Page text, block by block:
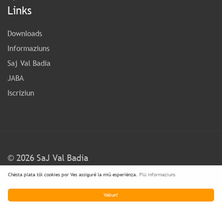
Vabun!
Chësta plata tól cookies por Ves assiguré la miú esperiënza. Plü informaziuns
Links
Downloads
Informaziuns
Saj Val Badia
JABA
Iscriziun
© 2026 SaJ Val Badia
FAQ Condiziuns y Privacy